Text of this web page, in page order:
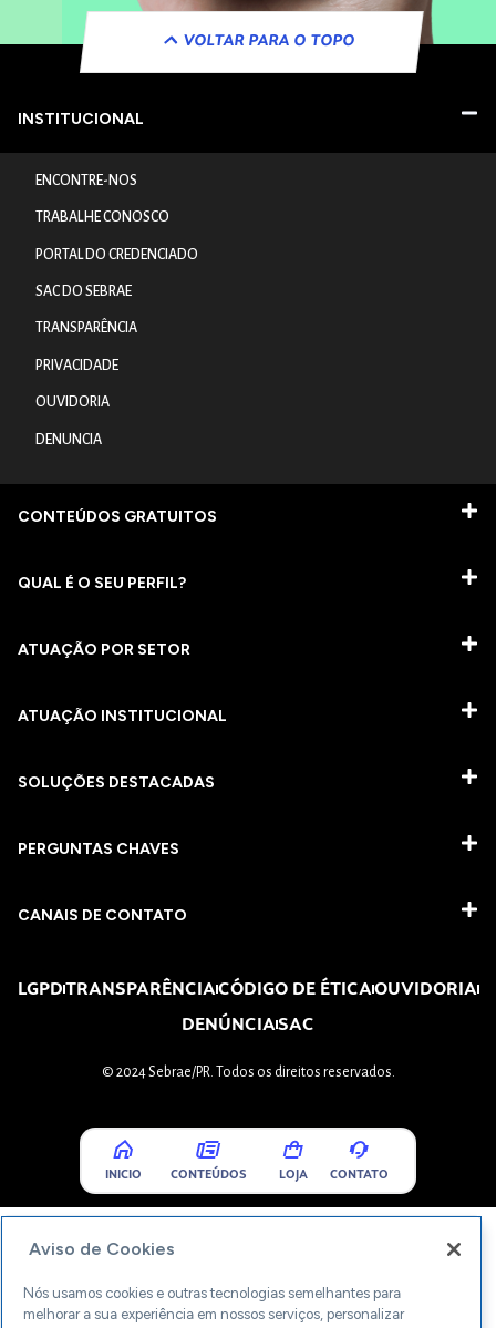
VOLTAR PARA O TOPO
INSTITUCIONAL
ENCONTRE-NOS
TRABALHE CONOSCO
PORTAL DO CREDENCIADO
SAC DO SEBRAE
TRANSPARÊNCIA
PRIVACIDADE
OUVIDORIA
DENUNCIA
CONTEÚDOS GRATUITOS
QUAL É O SEU PERFIL?
ATUAÇÃO POR SETOR
ATUAÇÃO INSTITUCIONAL
SOLUÇÕES DESTACADAS
PERGUNTAS CHAVES​
CANAIS DE CONTATO
LGPDTRANSPARÊNCIACÓDIGO DE ÉTICAOUVIDORIA
DENÚNCIASAC
© 2024 Sebrae/PR. Todos os direitos reservados.
INICIO CONTEÚDOS LOJA CONTATO
Aviso de Cookies
Nós usamos cookies e outras tecnologias semelhantes para
melhorar a sua experiência em nossos serviços, personalizar